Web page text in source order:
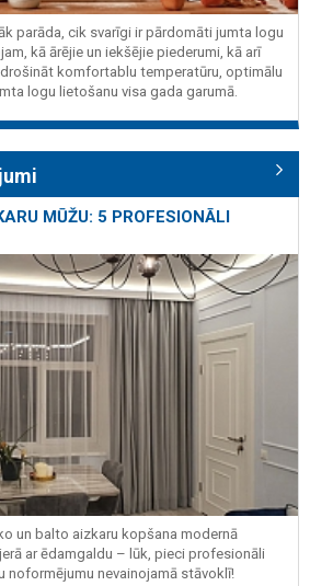
parāda, cik svarīgi ir pārdomāti jumta logu
kā ārējie un iekšējie piederumi, kā arī
komfortablu temperatūru, optimālu
logu lietošanu visa gada garumā.
MŪŽU: 5 PROFESIONĀLI
un balto aizkaru kopšana modernā
ar ēdamgaldu – lūk, pieci profesionāli
noformējumu nevainojamā stāvoklī!